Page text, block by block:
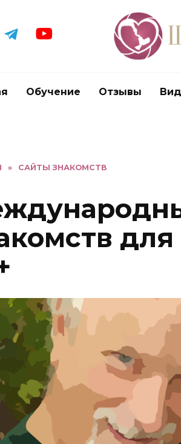
Обучение Отзывы
» САЙТЫ ЗНАКОМСТВ
для